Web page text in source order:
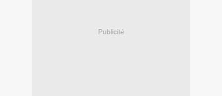
Publicité